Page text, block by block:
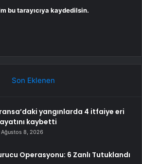
bu tarayıcıya kaydedilsin.
Son Eklenen
yangınlarda 4 itfaiye eri
kaybetti
Ağustos 8, 2026
Operasyonu: 6 Zanlı Tutuklandı